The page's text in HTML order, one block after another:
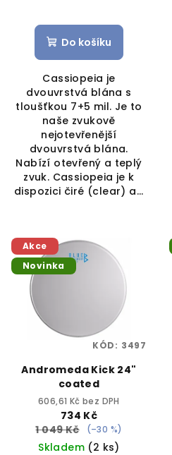
Do košíku
Cassiopeia je
dvouvrstvá blána s
tloušťkou 7+5 mil. Je to
naše zvukově
nejotevřenější
dvouvrstvá blána.
Nabízí otevřený a teplý
zvuk. Cassiopeia je k
dispozici čiré (clear) a...
Akce
Novinka
Andromeda Kick 24"
coated
606,61 Kč bez DPH
734 Kč
1 049 Kč
(–30 %)
Skladem (2 ks)
KÓD: 3497